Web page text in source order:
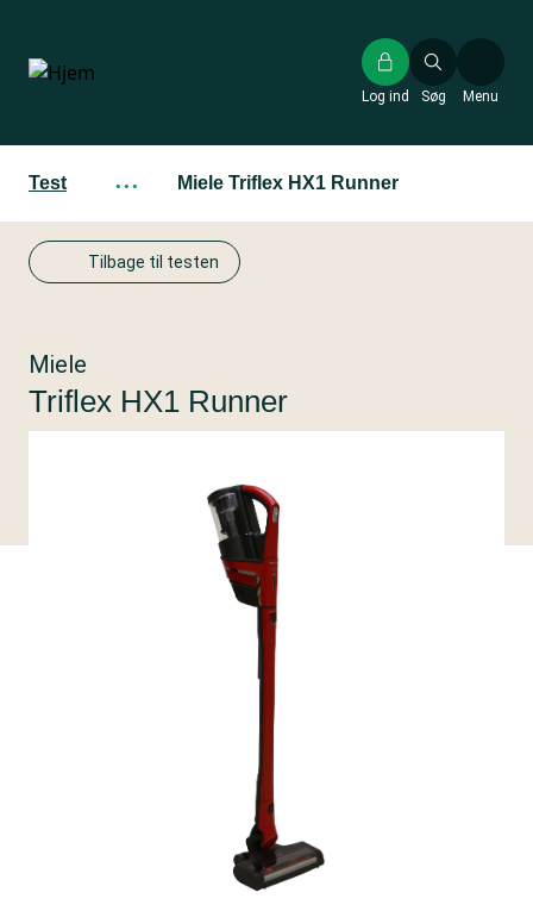
hovedindhold
Søg
Log ind Menu
Test ··· Miele Triflex HX1 Runner
Tilbage til testen
Miele
Triflex HX1 Runner